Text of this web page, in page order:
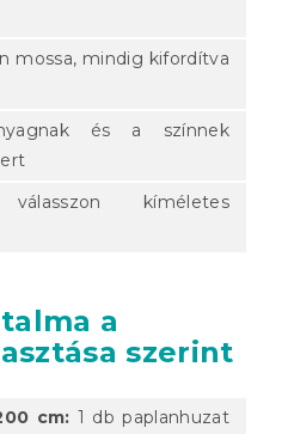
mossa, mindig kifordítva
és a színnek
kíméletes
a
szerint
cm: 1 db paplanhuzat